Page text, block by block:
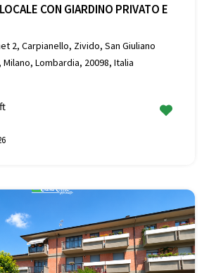
CON GIARDINO PRIVATO E
2, Carpianello, Zivido, San Giuliano
Lombardia, 20098, Italia